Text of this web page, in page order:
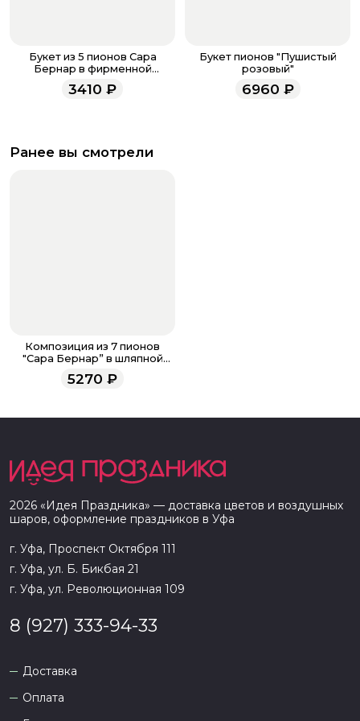
Букет из 5 пионов Сара
Бернар в фирменной
упаковке
3410 ₽
Букет пионов "Пушистый
розовый"
6960 ₽
Ранее вы смотрели
Композиция из 7 пионов
"Сара Бернар” в шляпной
коробке
5270 ₽
2026 «Идея Праздника» — доставка цветов и воздушных
шаров, оформление праздников в Уфа
г. Уфа, Проспект Октября 111
г. Уфа, ул. Б. Бикбая 21
г. Уфа, ул. Революционная 109
8 (927) 333-94-33
Доставка
Оплата